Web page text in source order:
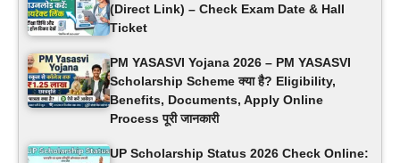
(Direct Link) – Check Exam Date & Hall
Ticket
PM YASASVI Yojana 2026 – PM YASASVI
Scholarship Scheme क्या है? Eligibility,
Benefits, Documents, Apply Online
Process पूरी जानकारी
UP Scholarship Status 2026 Check Online: